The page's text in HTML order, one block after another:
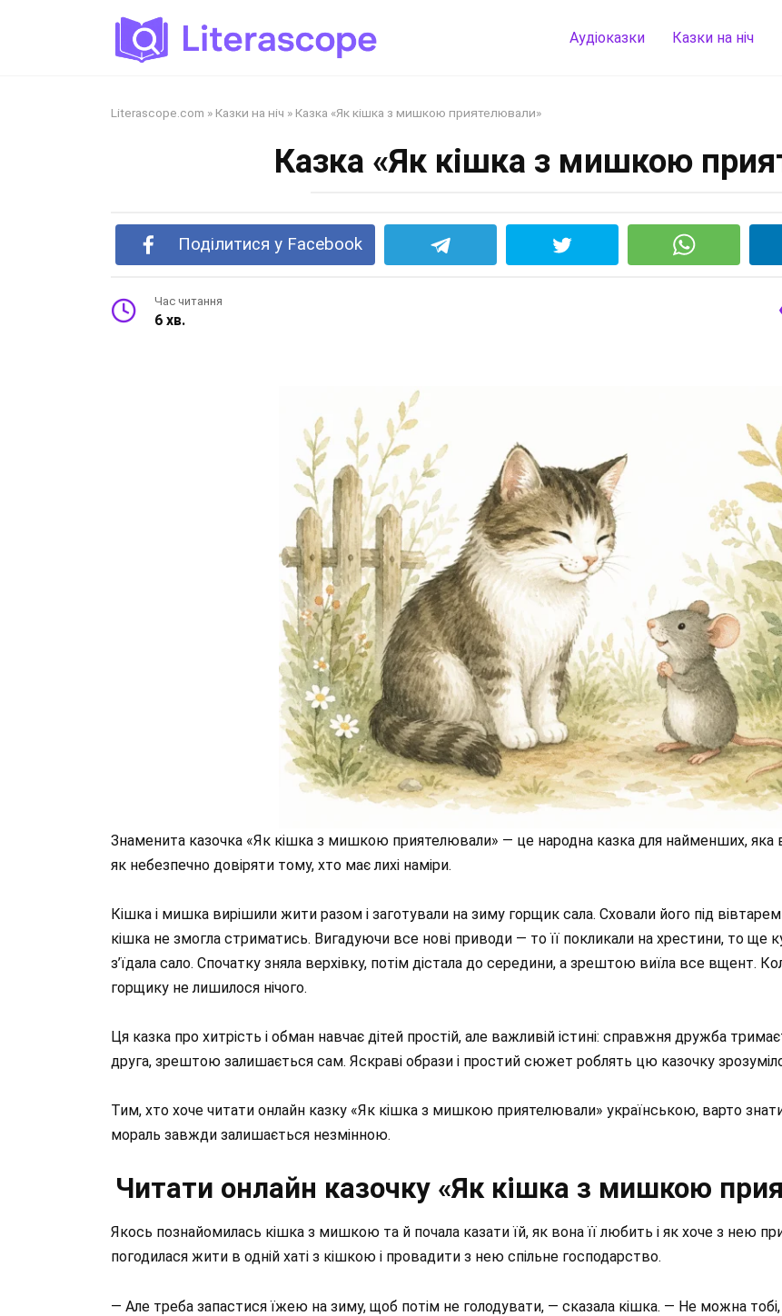
Аудіоказки Казки на ніч
Literascope.com » Казки на ніч » Казка «Як кішка з мишкою приятелювали»
Казка «Як кішка з мишкою
Поділитися у Facebook
Час читання
6 хв.
Знаменита казочка «Як кішка з мишкою приятелювали» — це народна казка для найменших, яка в
як небезпечно довіряти тому, хто має лихі наміри.
Кішка і мишка вирішили жити разом і заготували на зиму горщик сала. Сховали його під
кішка не змогла стриматись. Вигадуючи все нові приводи — то її покликали на хрестини, то ще
з’їдала сало. Спочатку зняла верхівку, потім дістала до середини, а зрештою виїла все вщент.
горщику не лишилося нічого.
Ця казка про хитрість і обман навчає дітей простій, але важливій істині: справжня дружба
друга, зрештою залишається сам. Яскраві образи і простий сюжет роблять цю казочку
Тим, хто хоче читати онлайн казку «Як кішка з мишкою приятелювали» українською, варто знати:
мораль завжди залишається незмінною.
Читати онлайн казочку «Як кішка з мишкою
Якось познайомилась кішка з мишкою та й почала казати їй, як вона її любить і як хоче з нею
погодилася жити в одній хаті з кішкою і провадити з нею спільне господарство.
— Але треба запастися їжею на зиму, щоб потім не голодувати, — сказала кішка. — Не можна